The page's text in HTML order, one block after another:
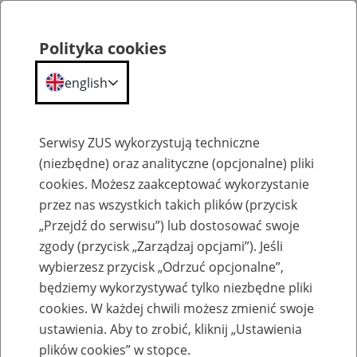
Szkolenia
Zaproś ZUS do siebie: Aktywni 50+
Polityka cookies
english
Serwisy ZUS wykorzystują techniczne
(niezbędne) oraz analityczne (opcjonalne) pliki
cookies. Możesz zaakceptować wykorzystanie
przez nas wszystkich takich plików (przycisk
„Przejdź do serwisu”) lub dostosować swoje
zgody (przycisk „Zarządzaj opcjami”). Jeśli
wybierzesz przycisk „Odrzuć opcjonalne”,
będziemy wykorzystywać tylko niezbędne pliki
cookies. W każdej chwili możesz zmienić swoje
ustawienia. Aby to zrobić, kliknij „Ustawienia
plików cookies” w stopce.